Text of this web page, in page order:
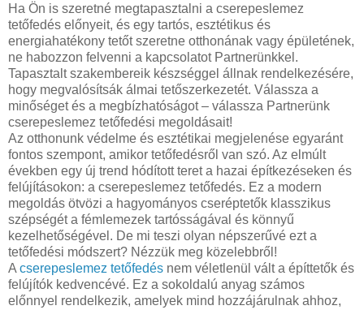
Ha Ön is szeretné megtapasztalni a cserepeslemez
tetőfedés előnyeit, és egy tartós, esztétikus és
energiahatékony tetőt szeretne otthonának vagy épületének,
ne habozzon felvenni a kapcsolatot Partnerünkkel.
Tapasztalt szakembereik készséggel állnak rendelkezésére,
hogy megvalósítsák álmai tetőszerkezetét. Válassza a
minőséget és a megbízhatóságot – válassza Partnerünk
cserepeslemez tetőfedési megoldásait!
Az otthonunk védelme és esztétikai megjelenése egyaránt
fontos szempont, amikor tetőfedésről van szó. Az elmúlt
években egy új trend hódított teret a hazai építkezéseken és
felújításokon: a cserepeslemez tetőfedés. Ez a modern
megoldás ötvözi a hagyományos cseréptetők klasszikus
szépségét a fémlemezek tartósságával és könnyű
kezelhetőségével. De mi teszi olyan népszerűvé ezt a
tetőfedési módszert? Nézzük meg közelebbről!
A cserepeslemez tetőfedés nem véletlenül vált a építtetők és
felújítók kedvencévé. Ez a sokoldalú anyag számos
előnnyel rendelkezik, amelyek mind hozzájárulnak ahhoz,